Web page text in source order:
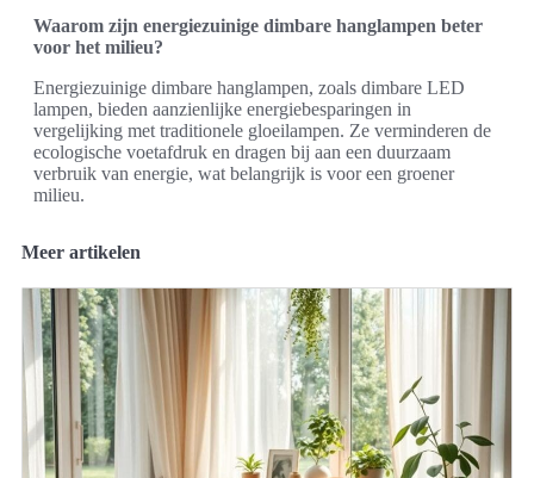
Waarom zijn energiezuinige dimbare hanglampen beter
voor het milieu?
Energiezuinige dimbare hanglampen, zoals dimbare LED
lampen, bieden aanzienlijke energiebesparingen in
vergelijking met traditionele gloeilampen. Ze verminderen de
ecologische voetafdruk en dragen bij aan een duurzaam
verbruik van energie, wat belangrijk is voor een groener
milieu.
Meer artikelen